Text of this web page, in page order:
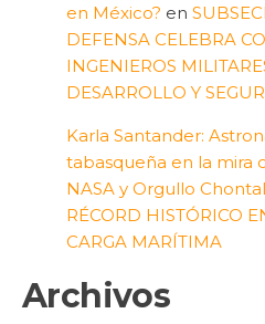
en México? en
DEFENSA CELEBRA
INGENIEROS
DESARROLLO Y
Karla Santander:
tabasqueña en la mira
NASA y Orgullo Chontal
RÉCORD HISTÓRICO
CARGA MARÍTIMA
Archivos